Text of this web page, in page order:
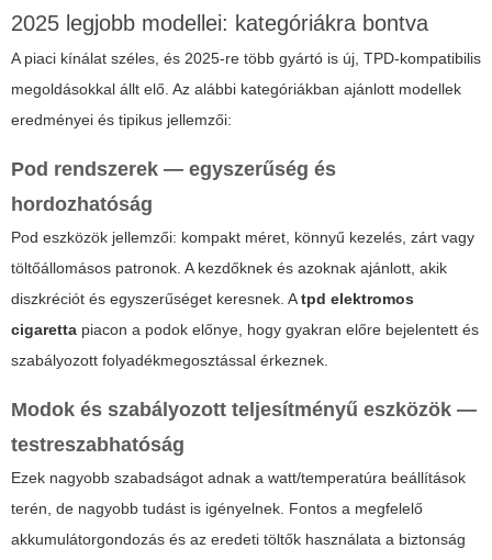
2025 legjobb modellei: kategóriákra bontva
A piaci kínálat széles, és 2025-re több gyártó is új, TPD-kompatibilis
megoldásokkal állt elő. Az alábbi kategóriákban ajánlott modellek
eredményei és tipikus jellemzői:
Pod rendszerek — egyszerűség és
hordozhatóság
Pod eszközök jellemzői: kompakt méret, könnyű kezelés, zárt vagy
töltőállomásos patronok. A kezdőknek és azoknak ajánlott, akik
diszkréciót és egyszerűséget keresnek. Atpd elektromos
cigaretta piacon a podok előnye, hogy gyakran előre bejelentett és
szabályozott folyadékmegosztással érkeznek.
Modok és szabályozott teljesítményű eszközök —
testreszabhatóság
Ezek nagyobb szabadságot adnak a watt/temperatúra beállítások
terén, de nagyobb tudást is igényelnek. Fontos a megfelelő
akkumulátorgondozás és az eredeti töltők használata a biztonság